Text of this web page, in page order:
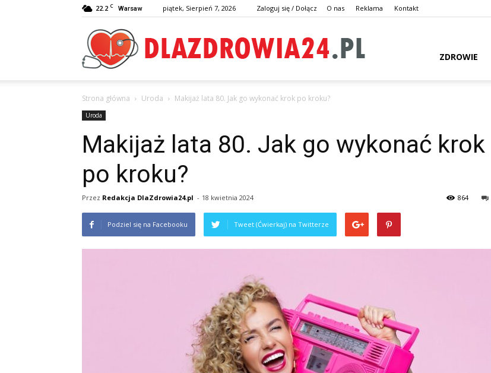
22.2 C Warsaw piątek, Sierpień 7, 2026 Zaloguj się / Dołącz O nas Reklama Kontakt
ZDROWIE
Strona główna Uroda Makijaż lata 80. Jak go wykonać krok po kroku?
Uroda
Makijaż lata 80. Jak go wykonać krok
po kroku?
Przez Redakcja DlaZdrowia24.pl - 18 kwietnia 2024 864
Podziel się na Facebooku Tweet (Ćwierkaj) na Twitterze